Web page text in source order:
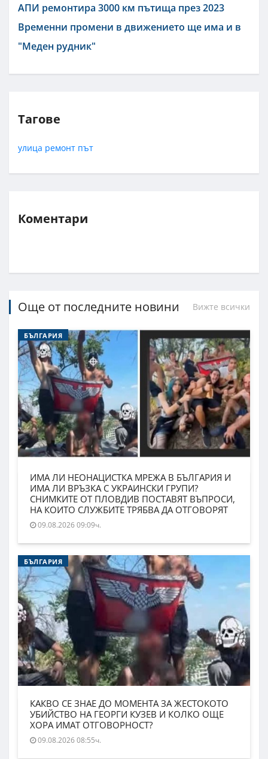
АПИ ремонтира 3000 км пътища през 2023
Временни промени в движението ще има и в
"Меден рудник"
Тагове
улица ремонт път
Коментари
Още от последните новини Вижте всички
БЪЛГАРИЯ
ИМА ЛИ НЕОНАЦИСТКА МРЕЖА В БЪЛГАРИЯ И
ИМА ЛИ ВРЪЗКА С УКРАИНСКИ ГРУПИ?
СНИМКИТЕ ОТ ПЛОВДИВ ПОСТАВЯТ ВЪПРОСИ,
НА КОИТО СЛУЖБИТЕ ТРЯБВА ДА ОТГОВОРЯТ
09.08.2026 09:09ч.
БЪЛГАРИЯ
КАКВО СЕ ЗНАЕ ДО МОМЕНТА ЗА ЖЕСТОКОТО
УБИЙСТВО НА ГЕОРГИ КУЗЕВ И КОЛКО ОЩЕ
ХОРА ИМАТ ОТГОВОРНОСТ?
09.08.2026 08:55ч.